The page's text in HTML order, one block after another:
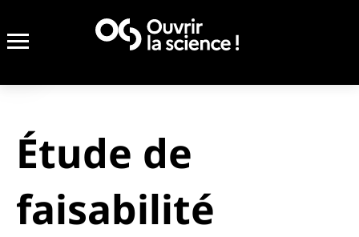
Étude de
faisabilité